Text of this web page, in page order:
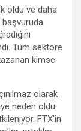
oldu ve daha
başvuruda
Tüm sektöre
kimse
olarak
neden oldu
FTX’in